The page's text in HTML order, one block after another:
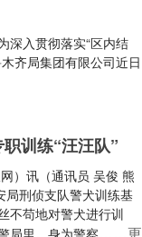
深入贯彻落实“区内结
齐局集团有限公司近日
训练“汪汪队”
）讯（通讯员 吴俊 熊
刑侦支队警犬训练基
不苟地对警犬进行训
局里。身为警察